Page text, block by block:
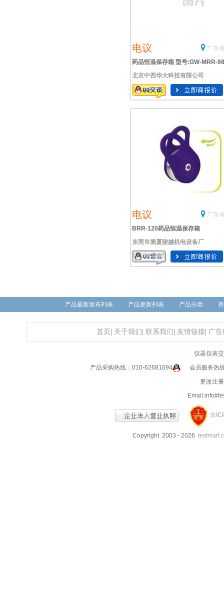
电议
广东
药品恒温保存箱 型号:GW-MRR-
库号：M391406
北京中西华大科技有限公司
电议
广东
BRR-120药品恒温保存箱
东莞市塘厦骏越机电设备厂
产品最新发布列表 产品更新列表 产品分类
首页 关于我们 联系我们 友情链接| 广告
仪器仪表
产品采购热线：010-62681094
会员服务热
更改注
京
Copyright 2003 - 2026